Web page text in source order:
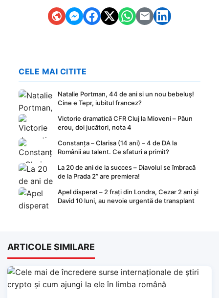
CELE MAI CITITE
Natalie Portman, 44 de ani si un nou bebeluș!
Cine e Tepr, iubitul francez?
Victorie dramatică CFR Cluj la Mioveni – Păun
erou, doi jucători, nota 4
Constanța – Clarisa (14 ani) – 4 de DA la
Românii au talent. Ce sfaturi a primit?
La 20 de ani de la succes – Diavolul se îmbracă
de la Prada 2” are premiera!
Apel disperat – 2 frați din Londra, Cezar 2 ani și
David 10 luni, au nevoie urgentă de transplant
ARTICOLE SIMILARE